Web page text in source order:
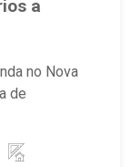
a
no Nova
de